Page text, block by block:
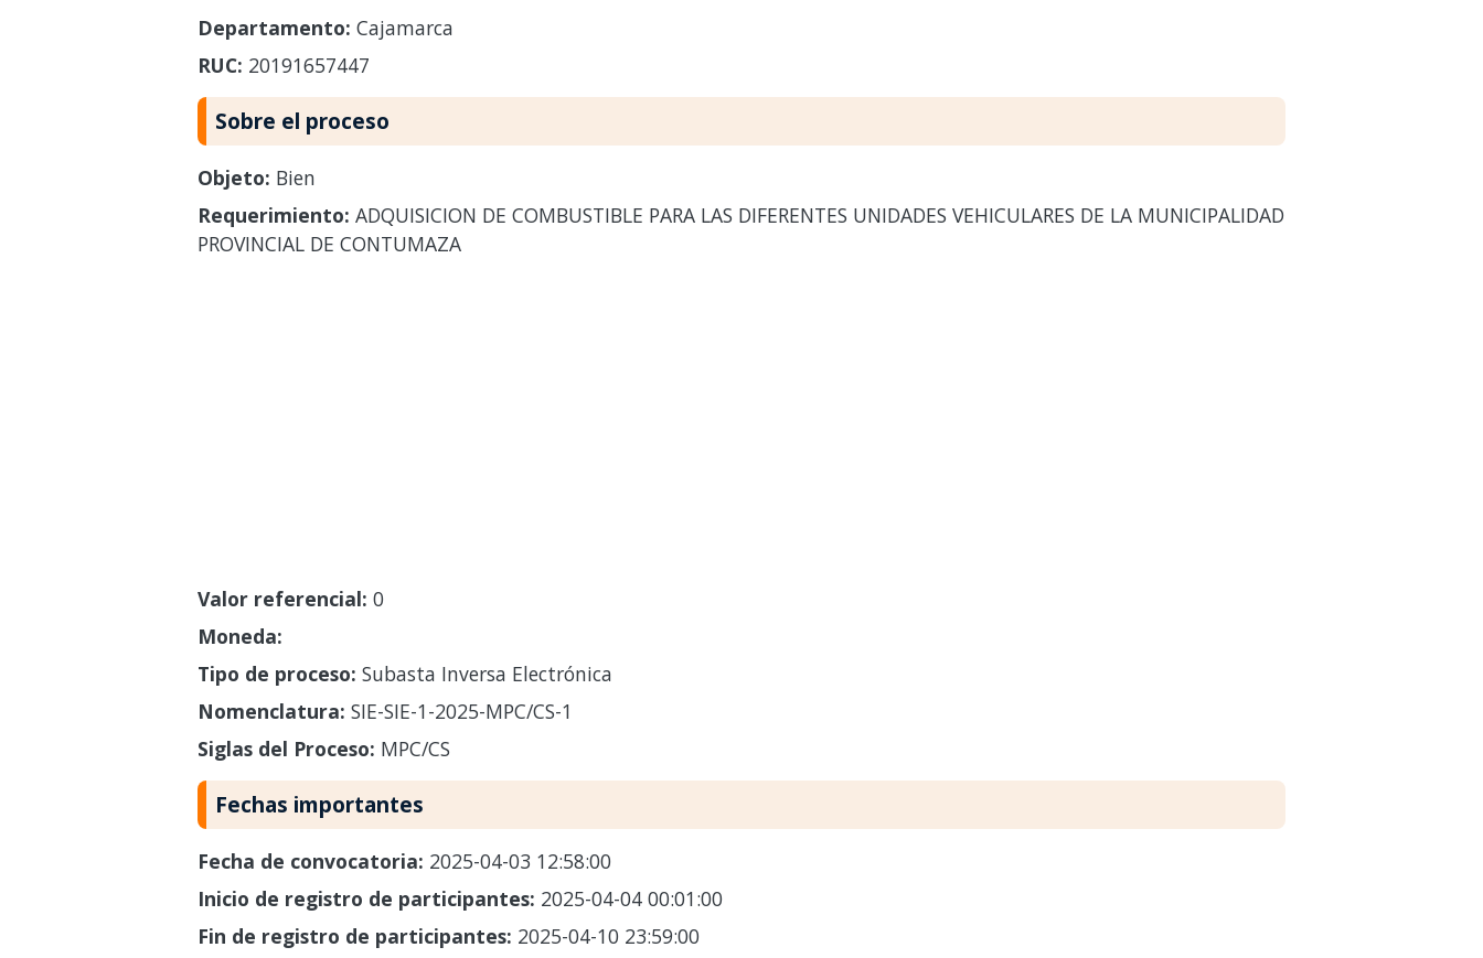
Departamento: Cajamarca
RUC: 20191657447
Sobre el proceso
Objeto: Bien
Requerimiento: ADQUISICION DE COMBUSTIBLE PARA LAS DIFERENTES UNIDADES VEHICULARES DE LA MUNICIPALIDAD
PROVINCIAL DE CONTUMAZA
Valor referencial: 0
Moneda:
Tipo de proceso: Subasta Inversa Electrónica
Nomenclatura: SIE-SIE-1-2025-MPC/CS-1
Siglas del Proceso: MPC/CS
Fechas importantes
Fecha de convocatoria: 2025-04-03 12:58:00
Inicio de registro de participantes: 2025-04-04 00:01:00
Fin de registro de participantes: 2025-04-10 23:59:00